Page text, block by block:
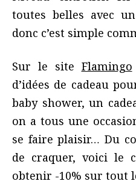
toutes belles avec
donc c’est simple
Sur le site Flamingo
d’idées de cadeau
baby shower, un
on a tous une
se faire plaisir… Du
de craquer, voici le
obtenir -10% sur tout